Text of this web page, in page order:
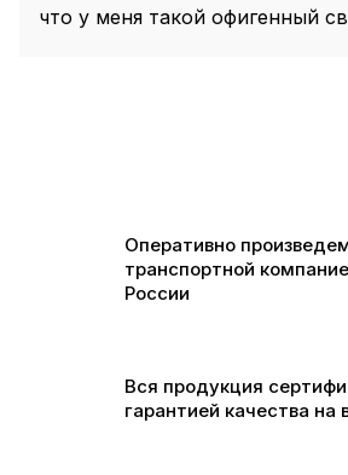
что у меня такой офигенный
Оперативно
транспортной
России
Вся продукция
гарантией качества на